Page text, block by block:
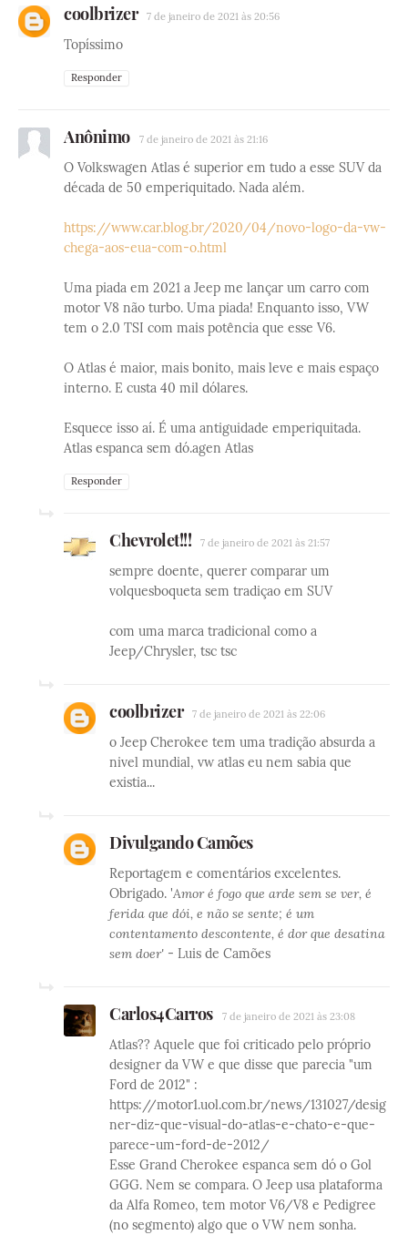
coolbrizer 7 de janeiro de 2021 às 20:56
Topíssimo
Responder
Anônimo 7 de janeiro de 2021 às 21:16
O Volkswagen Atlas é superior em tudo a esse SUV da
década de 50 emperiquitado. Nada além.
https://www.car.blog.br/2020/04/novo-logo-da-vw-
chega-aos-eua-com-o.html
Uma piada em 2021 a Jeep me lançar um carro com
motor V8 não turbo. Uma piada! Enquanto isso, VW
tem o 2.0 TSI com mais potência que esse V6.
O Atlas é maior, mais bonito, mais leve e mais espaço
interno. E custa 40 mil dólares.
Esquece isso aí. É uma antiguidade emperiquitada.
Atlas espanca sem dó.agen Atlas
Responder
Chevrolet!!! 7 de janeiro de 2021 às 21:57
sempre doente, querer comparar um
volquesboqueta sem tradiçao em SUV
com uma marca tradicional como a
Jeep/Chrysler, tsc tsc
coolbrizer 7 de janeiro de 2021 às 22:06
o Jeep Cherokee tem uma tradição absurda a
nivel mundial, vw atlas eu nem sabia que
existia...
Divulgando Camões
Reportagem e comentários excelentes.
Obrigado. 'Amor é fogo que arde sem se ver, é
ferida que dói, e não se sente; é um
contentamento descontente, é dor que desatina
sem doer' - Luis de Camões
Carlos4Carros 7 de janeiro de 2021 às 23:08
Atlas?? Aquele que foi criticado pelo próprio
designer da VW e que disse que parecia "um
Ford de 2012" :
https://motor1.uol.com.br/news/131027/desig
ner-diz-que-visual-do-atlas-e-chato-e-que-
parece-um-ford-de-2012/
Esse Grand Cherokee espanca sem dó o Gol
GGG. Nem se compara. O Jeep usa plataforma
da Alfa Romeo, tem motor V6/V8 e Pedigree
(no segmento) algo que o VW nem sonha.